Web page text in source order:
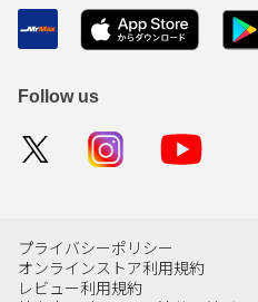
Follow us
プライバシーポリシー
オンラインストア利用規約
レビュー利用規約